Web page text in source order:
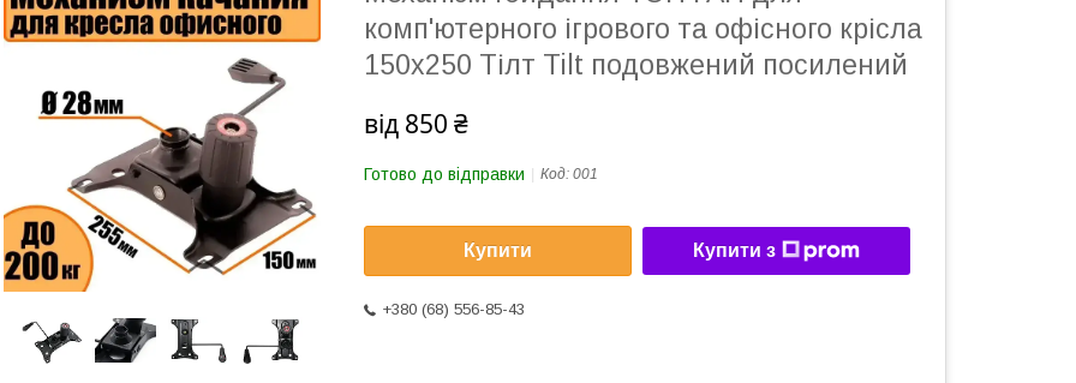
комп'ютерного ігрового та офісного крісла
150х250 Тілт Tilt подовжений посилений
від 850 ₴
Готово до відправки Код: 001
Купити Купити з
+380 (68) 556-85-43